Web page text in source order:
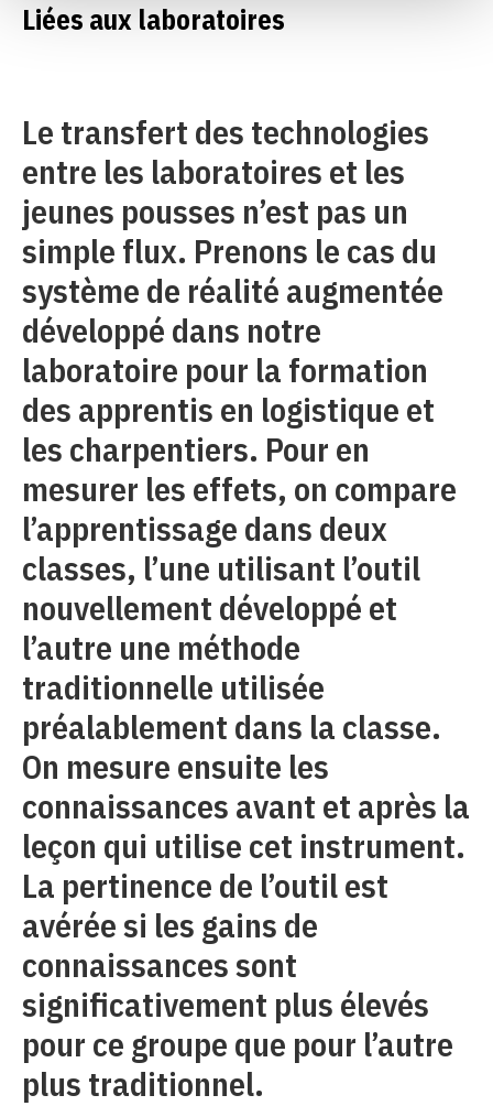
Liées aux laboratoires
Le transfert des technologies
entre les laboratoires et les
jeunes pousses n’est pas un
simple flux. Prenons le cas du
système de réalité augmentée
développé dans notre
laboratoire pour la formation
des apprentis en logistique et
les charpentiers. Pour en
mesurer les effets, on compare
l’apprentissage dans deux
classes, l’une utilisant l’outil
nouvellement développé et
l’autre une méthode
traditionnelle utilisée
préalablement dans la classe.
On mesure ensuite les
connaissances avant et après la
leçon qui utilise cet instrument.
La pertinence de l’outil est
avérée si les gains de
connaissances sont
significativement plus élevés
pour ce groupe que pour l’autre
plus traditionnel.